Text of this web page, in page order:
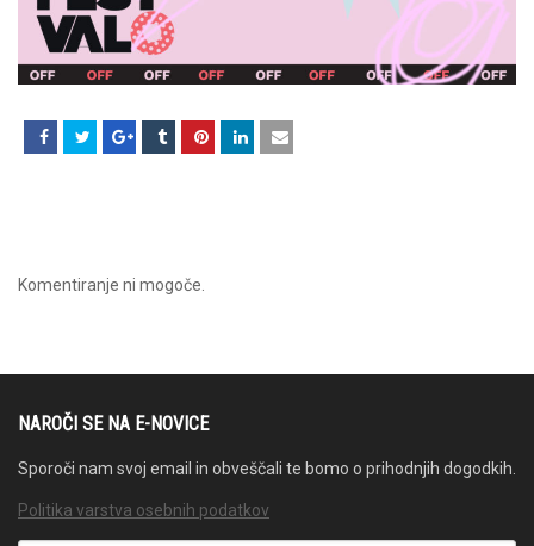
Komentiranje ni mogoče.
NAROČI SE NA E-NOVICE
Sporoči nam svoj email in obveščali te bomo o prihodnjih dogodkih.
Politika varstva osebnih podatkov